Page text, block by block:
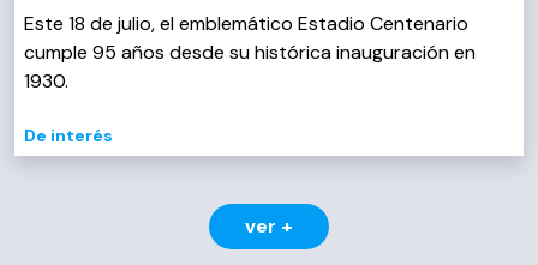
Este 18 de julio, el emblemático Estadio Centenario
cumple 95 años desde su histórica inauguración en
1930.
De interés
ver +